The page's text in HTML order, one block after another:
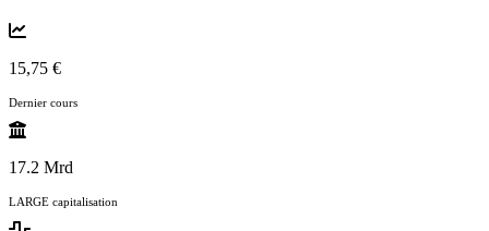
15,75 €
Dernier cours
17.2 Mrd
LARGE capitalisation